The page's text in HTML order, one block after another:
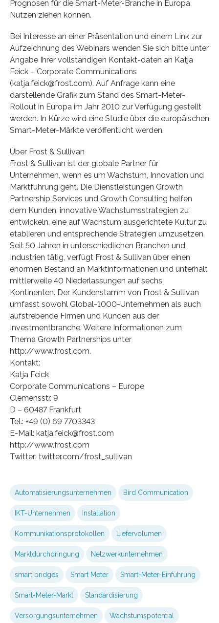
Prognosen für die Smart-Meter-Branche in Europa
Nutzen ziehen können.
Bei Interesse an einer Präsentation und einem Link zur
Aufzeichnung des Webinars wenden Sie sich bitte unter
Angabe Ihrer vollständigen Kontakt-daten an Katja
Feick – Corporate Communications
(katja.feick@frost.com). Auf Anfrage kann eine
darstellende Grafik zum Stand des Smart-Meter-
Rollout in Europa im Jahr 2010 zur Verfügung gestellt
werden. In Kürze wird eine Studie über die europäischen
Smart-Meter-Märkte veröffentlicht werden.
Über Frost & Sullivan
Frost & Sullivan ist der globale Partner für
Unternehmen, wenn es um Wachstum, Innovation und
Marktführung geht. Die Dienstleistungen Growth
Partnership Services und Growth Consulting helfen
dem Kunden, innovative Wachstumsstrategien zu
entwickeln, eine auf Wachstum ausgerichtete Kultur zu
etablieren und entsprechende Strategien umzusetzen.
Seit 50 Jahren in unterschiedlichen Branchen und
Industrien tätig, verfügt Frost & Sullivan über einen
enormen Bestand an Marktinformationen und unterhält
mittlerweile 40 Niederlassungen auf sechs
Kontinenten. Der Kundenstamm von Frost & Sullivan
umfasst sowohl Global-1000-Unternehmen als auch
aufstrebende Firmen und Kunden aus der
Investmentbranche. Weitere Informationen zum
Thema Growth Partnerships unter
http://www.frost.com.
Kontakt:
Katja Feick
Corporate Communications – Europe
Clemensstr. 9
D – 60487 Frankfurt
Tel.: +49 (0) 69 7703343
E-Mail: katja.feick@frost.com
http://www.frost.com
Twitter: twitter.com/frost_sullivan
Automatisierungsunternehmen Bird Communication
IKT-Unternehmen Installation
Kommunikationsprotokollen Liefervolumen
Marktdurchdringung Netzwerkunternehmen
smart bridges Smart Meter Smart-Meter-Einführung
Smart-Meter-Markt Standardisierung
Versorgungsunternehmen Wachstumspotential